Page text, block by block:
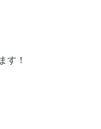
す！